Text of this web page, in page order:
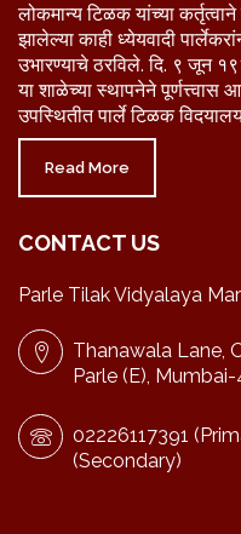
लोकमान्य टिळक यांच्या कर्तृत्वाने
झालेल्या काही ध्येयवादी
उभारण्याचे ठरविले. दि. ९ जून
या शाळेच्या स्थापनेने पूर्णत्त्वास
उपस्थितीत पार्ले टिळक
Read More
CONTACT US
Parle Tilak Vidyalaya
Thanawala Lane,
Parle (E),
02226117391
(Secondary)